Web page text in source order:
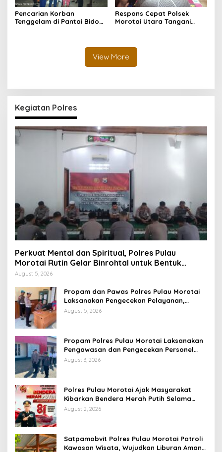
Pencarian Korban
Tenggelam di Pantai Bido
Respons Cepat Polsek
Morotai Utara Tangani
View More
Kegiatan Polres
Perkuat Mental dan Spiritual, Polres Pulau
Morotai Rutin Gelar Binrohtal untuk Bentuk
Personel Berintegritas
August 5, 2026
Propam dan Pawas Polres Pulau Morotai
Laksanakan Pengecekan Pelayanan,
Pastikan Masyarakat Mendapat
August 5, 2026
Propam Polres Pulau Morotai Laksanakan
Pengawasan dan Pengecekan Personel
Saat Apel Serah Terima Piket Fungsi
August 3, 2026
Polres Pulau Morotai Ajak Masyarakat
Kibarkan Bendera Merah Putih Selama
Bulan Kemerdekaan
August 2, 2026
Satpamobvit Polres Pulau Morotai Patroli
Kawasan Wisata, Wujudkan Liburan Aman